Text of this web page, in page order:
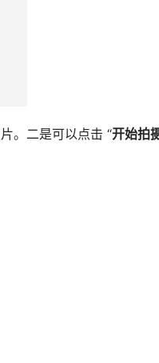
。二是可以点击 “开始拍